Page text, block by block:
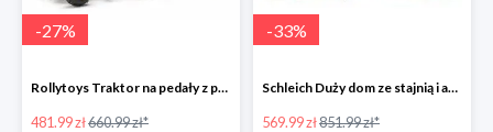
-27%
Rollytoys Traktor na pedały z przyczepą Farm Rolly Junior -27%
481.99 zł660.99 zł*
-33%
Schleich Duży dom ze stajnią i akcesoriami -33%
569.99 zł851.99 zł*